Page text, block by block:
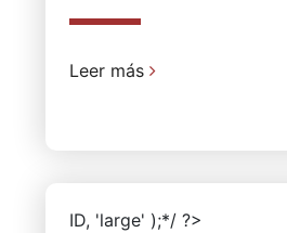
Leer más
ID, 'large' );*/ ?>